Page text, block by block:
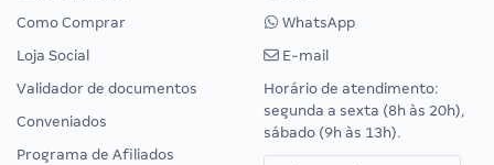
Como Comprar
Loja Social
Validador de documentos
Conveniados
Programa de Afiliados
WhatsApp
E-mail
Horário de atendimento:
segunda a sexta (8h às 20h),
sábado (9h às 13h).